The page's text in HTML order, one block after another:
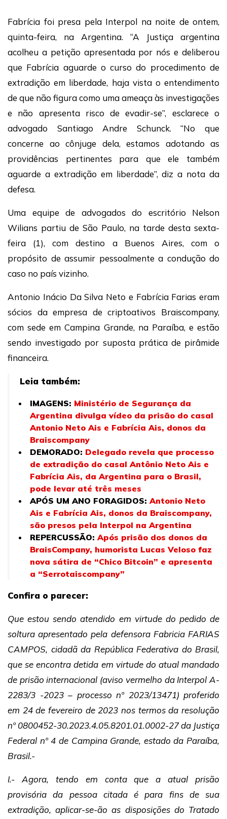
Fabrícia foi presa pela Interpol na noite de ontem,
quinta-feira, na Argentina. “A Justiça argentina
acolheu a petição apresentada por nós e deliberou
que Fabrícia aguarde o curso do procedimento de
extradição em liberdade, haja vista o entendimento
de que não figura como uma ameaça às investigações
e não apresenta risco de evadir-se”, esclarece o
advogado Santiago Andre Schunck. “No que
concerne ao cônjuge dela, estamos adotando as
providências pertinentes para que ele também
aguarde a extradição em liberdade”, diz a nota da
defesa.
Uma equipe de advogados do escritório Nelson
Wilians partiu de São Paulo, na tarde desta sexta-
feira (1), com destino a Buenos Aires, com o
propósito de assumir pessoalmente a condução do
caso no país vizinho.
Antonio Inácio Da Silva Neto e Fabrícia Farias eram
sócios da empresa de criptoativos Braiscompany,
com sede em Campina Grande, na Paraíba, e estão
sendo investigado por suposta prática de pirâmide
financeira.
Leia também:
IMAGENS: Ministério de Segurança da
Argentina divulga vídeo da prisão do casal
Antonio Neto Ais e Fabrícia Ais, donos da
Braiscompany
DEMORADO: Delegado revela que processo
de extradição do casal Antônio Neto Ais e
Fabrícia Ais, da Argentina para o Brasil,
pode levar até três meses
APÓS UM ANO FORAGIDOS:Antonio Neto
Ais e Fabrícia Ais, donos da Braiscompany,
são presos pela Interpol na Argentina
REPERCUSSÃO: Após prisão dos donos da
BraisCompany, humorista Lucas Veloso faz
nova sátira de “Chico Bitcoin” e apresenta
a “Serrotaiscompany”
Confira o parecer:
Que estou sendo atendido em virtude do pedido de
soltura apresentado pela defensora Fabricia FARIAS
CAMPOS, cidadã da República Federativa do Brasil,
que se encontra detida em virtude do atual mandado
de prisão internacional (aviso vermelho da Interpol A-
2283/3 -2023 – processo nº 2023/13471) proferido
em 24 de fevereiro de 2023 nos termos da resolução
nº 0800452-30.2023.4.05.8201.01.0002-27 da Justiça
Federal nº 4 de Campina Grande, estado da Paraíba,
Brasil.-
I.- Agora, tendo em conta que a atual prisão
provisória da pessoa citada é para fins de sua
extradição, aplicar-se-ão as disposições do Tratado